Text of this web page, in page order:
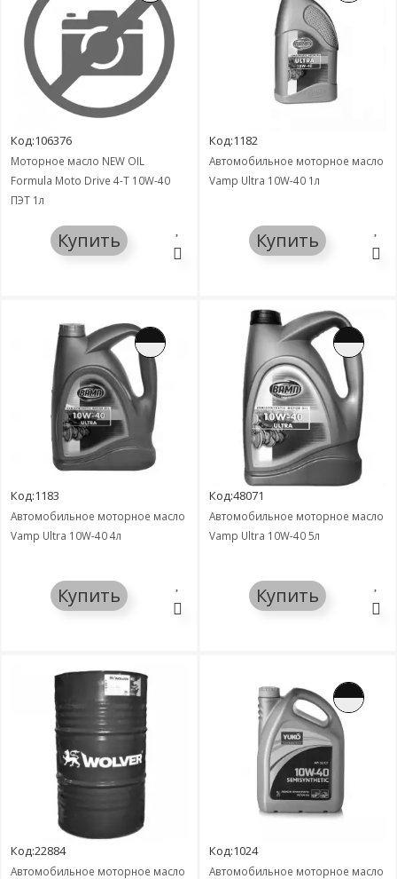
Код:106376
Моторное масло NEW OIL
Formula Moto Drive 4-T 10W-40
ПЭТ 1л
Купить
Код:1182
Автомобильное моторное масло
Vamp Ultra 10W-40 1л
Купить
Код:1183
Автомобильное моторное масло
Vamp Ultra 10W-40 4л
Купить
Код:48071
Автомобильное моторное масло
Vamp Ultra 10W-40 5л
Купить
Код:22884
Автомобильное моторное масло
Код:1024
Автомобильное моторное масло